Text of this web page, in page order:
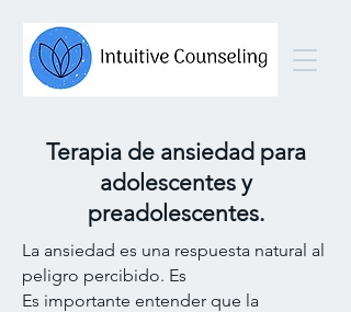
Terapia de ansiedad para
adolescentes y
preadolescentes.
La ansiedad es una respuesta natural al
peligro percibido. Es
Es importante entender que la